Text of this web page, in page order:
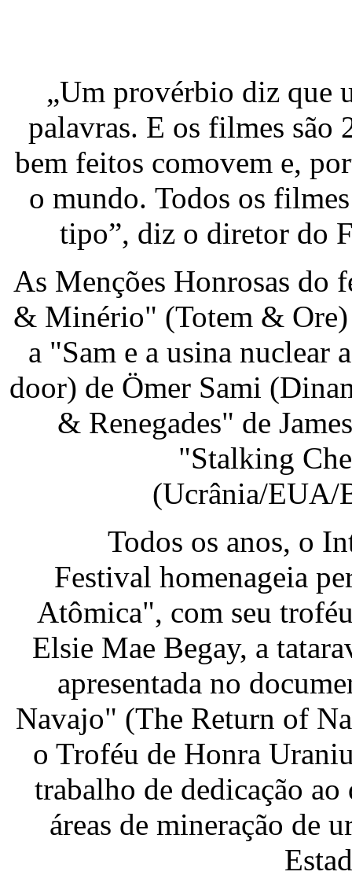
„Um provérbio diz que
palavras. E os filmes são
bem feitos comovem e,
o mundo. Todos os
tipo”, diz o diretor do
As Menções Honrosas do
& Minério" (Totem &
a "Sam e a usina nuclear
door) de Ömer Sami
& Renegades" de
"Stalking
(Ucrânia/EUA/
Todos os anos, o
Festival homenageia
Atômica", com seu
Elsie Mae Begay, a
apresentada no
Navajo" (The Return of
o Troféu de Honra
trabalho de dedicação
áreas de mineração de